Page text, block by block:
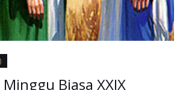
Biasa XXIX